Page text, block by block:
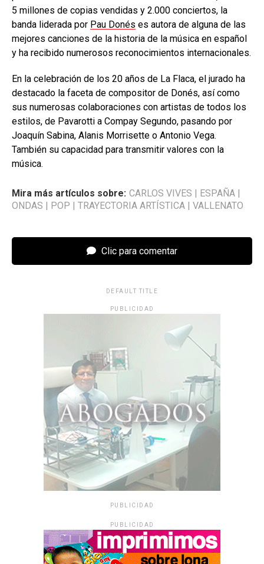
5 millones de copias vendidas y 2.000 conciertos, la
banda liderada por Pau Donés es autora de alguna de las
mejores canciones de la historia de la música en español
y ha recibido numerosos reconocimientos internacionales.
En la celebración de los 20 años de La Flaca, el jurado ha
destacado la faceta de compositor de Donés, así como
sus numerosas colaboraciones con artistas de todos los
estilos, de Pavarotti a Compay Segundo, pasando por
Joaquín Sabina, Alanis Morrisette o Antonio Vega.
También su capacidad para transmitir valores con la
música.
Mira más artículos sobre: CARLOS VIVES ESPAÑA
ONDAS
POP TRAYECTORIA ARTÍSTICA VALLENATO
Clic para comentar
DEFAULT TITLE
PUBLICIDAD
PUBLICIDAD
PUBLICIDAD